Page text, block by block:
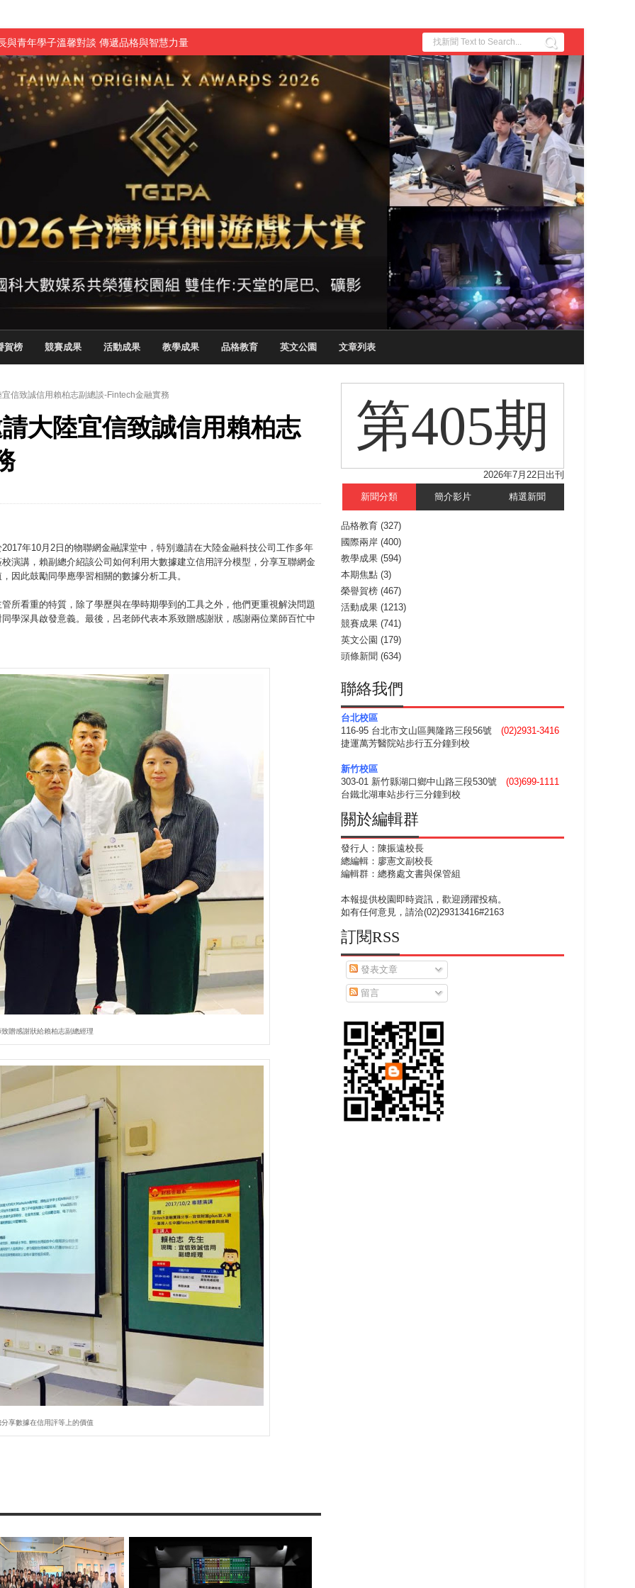
與青年學子溫馨對談 傳遞品格與智慧力量
生蛻變成金融新星
燃爆傳統與現代
遊戲大賞雙佳作
專廣播詞競賽英文組佳作
與數位正義
」 點亮智慧金融時代的跨域新局
子
影展最高榮譽白金獎
戲抱回金點新秀獎
務專題競賽第一名
校院電腦動畫競賽嶄露頭角
科大雙校區學生會全國賽勇奪佳績
典青銀共學、逐夢啟航
與「Wwise」雙認證
飲管家獲全國第二名
賀榜 競賽成果 活動成果 教學成果 品格教育 英文公園 文章列表
信致誠信用賴柏志副總談-Fintech金融實務
大陸宜信致誠信用賴柏志
年10月2日的物聯網金融課堂中，特別邀請在大陸金融科技公司工作多年
演講，賴副總介紹該公司如何利用大數據建立信用評分模型，分享互聯網金
因此鼓勵同學應學習相關的數據分析工具。
所看重的特質，除了學歷與在學時期學到的工具之外，他們更重視解決問題
學深具啟發意義。最後，呂老師代表本系致贈感謝狀，感謝兩位業師百忙中
致贈感謝狀給賴柏志副總經理
分享數據在信用評等上的價值
第405期
2026年7月22日出刊
新聞分類 簡介影片 精選新聞
品格教育 (327)
國際兩岸 (400)
教學成果 (594)
本期焦點 (3)
榮譽賀榜 (467)
活動成果 (1213)
競賽成果 (741)
英文公園 (179)
頭條新聞 (634)
聯絡我們
台北校區
116-95 台北市文山區興隆路三段56號 (02)2931-3416
捷運萬芳醫院站步行五分鐘到校
新竹校區
303-01 新竹縣湖口鄉中山路三段530號 (03)699-1111
台鐵北湖車站步行三分鐘到校
關於編輯群
發行人：陳振遠校長
總編輯：廖憲文副校長
編輯群：總務處文書與保管組
本報提供校園即時資訊，歡迎踴躍投稿。
如有任何意見，請洽(02)29313416#2163
訂閱RSS
發表文章
留言